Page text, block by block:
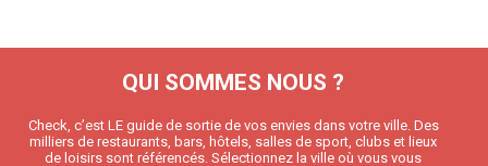
QUI SOMMES NOUS ?
Check, c’est LE guide de sortie de vos envies dans votre ville. Des
milliers de restaurants, bars, hôtels, salles de sport, clubs et lieux
de loisirs sont référencés. Sélectionnez la ville où vous vous